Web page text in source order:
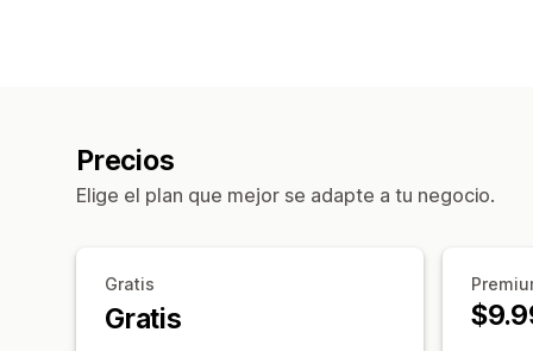
Precios
Elige el plan que mejor se adapte a tu negocio.
Gratis
Gratis